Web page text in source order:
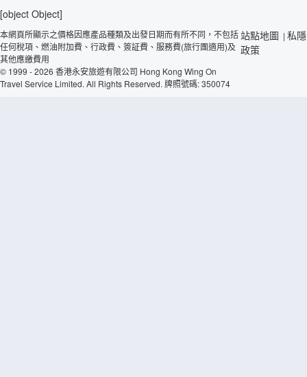
[object Object]
本網頁所顯示之價格因應產品種類及出發日期而有所不同，不包括
任何稅項、燃油附加費、行政費、簽証費、服務費(旅行團適用)及
其他應繳費用
© 1999 - 2026 香港永安旅遊有限公司 Hong Kong Wing On
Travel Service Limited. All Rights Reserved. 牌照號碼: 350074
站點地圖 | 私隱
政策